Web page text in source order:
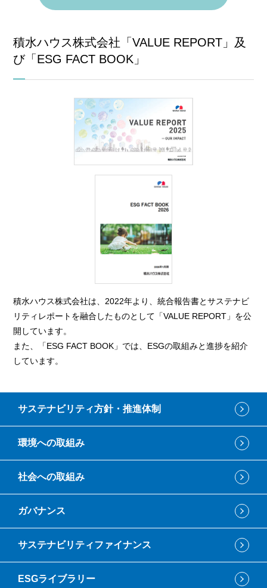
積水ハウス株式会社「VALUE REPORT」及
び「ESG FACT BOOK」
積水ハウス株式会社は、2022年より、統合報告書とサステナビ
リティレポートを融合したものとして「VALUE REPORT」を公
開しています。
また、「ESG FACT BOOK」では、ESGの取組みと進捗を紹介
しています。
サステナビリティ方針・推進体制
環境への取組み
社会への取組み
ガバナンス
サステナビリティファイナンス
ESGライブラリー